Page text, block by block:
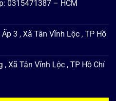
0315471387 – HCM
3 , Xã Tân Vĩnh Lộc , TP Hồ
Xã Tân Vĩnh Lộc , TP Hồ Chí